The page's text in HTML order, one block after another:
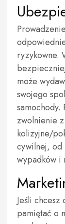
ryzykowne.
może
swojego
zwolnienie
kolizyjne/
cywilnej, od
wypadków i
Jeśli chcesz
pamiętać o